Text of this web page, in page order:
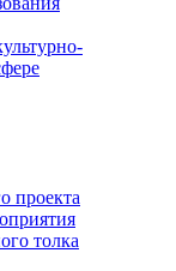
проекта
толка